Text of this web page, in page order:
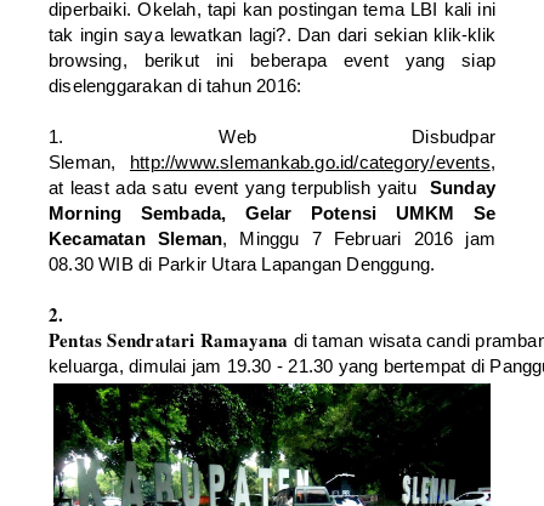
diperbaiki. Okelah, tapi kan postingan tema LBI kali ini
tak ingin saya lewatkan lagi?. Dan dari sekian klik-klik
browsing, berikut ini beberapa event yang siap
diselenggarakan di tahun 2016:
1. Web Disbudpar
Sleman, http://www.slemankab.go.id/category/events,
at least ada satu event yang terpublish yaitu Sunday
Morning Sembada, Gelar Potensi UMKM Se
Kecamatan Sleman, Minggu 7 Februari 2016 jam
08.30 WIB di Parkir Utara Lapangan Denggung.
2.
Pentas Sendratari Ramayana di taman wisata candi
keluarga, dimulai jam 19.30 - 21.30 yang bertempat di